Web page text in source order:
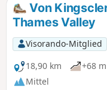
Von
Thames Valley
Visorando-Mitglied
18,90 km
+68 m
Mittel